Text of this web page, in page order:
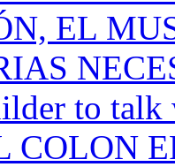
EL
to talk
COLON